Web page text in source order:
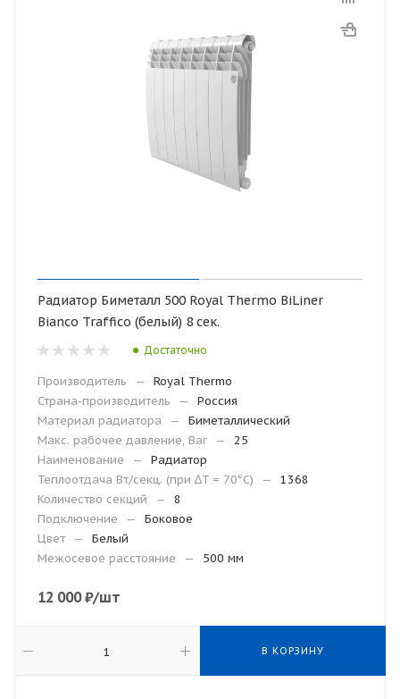
Радиатор Биметалл 500 Royal Thermo BiLiner
Bianco Traffico (белый) 8 сек.
Достаточно
Производитель —
Royal Thermo
Страна-производитель
—
Россия
Материал радиатора
—
Биметаллический
Макс. рабочее давление, Bar
—
25
Наименование
—
Радиатор
Теплоотдача Вт/секц. (при ∆T = 70°C)
—
1368
Количество секций
—
8
Подключение
—
Боковое
Цвет
—
Белый
Межосевое расстояние
— 500 мм
12 000₽/шт
В КОРЗИНУ